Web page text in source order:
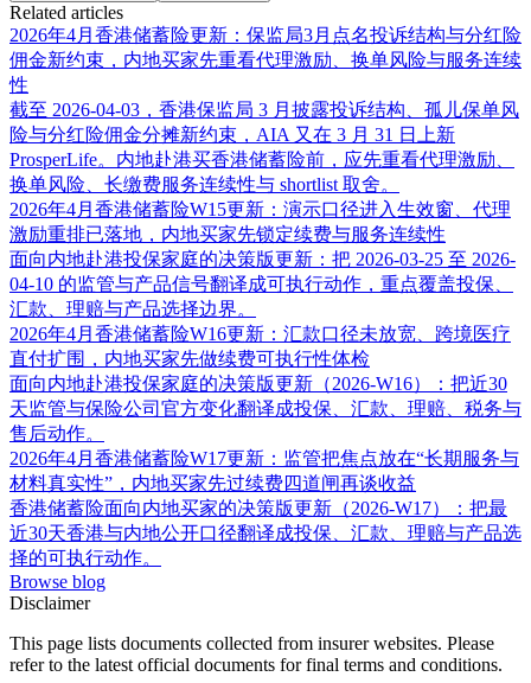
Related articles
2026年4月香港储蓄险更新：保监局3月点名投诉结构与分红险
佣金新约束，内地买家先重看代理激励、换单风险与服务连续
性
截至 2026-04-03，香港保监局 3 月披露投诉结构、孤儿保单风
险与分红险佣金分摊新约束，AIA 又在 3 月 31 日上新
ProsperLife。内地赴港买香港储蓄险前，应先重看代理激励、
换单风险、长缴费服务连续性与 shortlist 取舍。
2026年4月香港储蓄险W15更新：演示口径进入生效窗、代理
激励重排已落地，内地买家先锁定续费与服务连续性
面向内地赴港投保家庭的决策版更新：把 2026-03-25 至 2026-
04-10 的监管与产品信号翻译成可执行动作，重点覆盖投保、
汇款、理赔与产品选择边界。
2026年4月香港储蓄险W16更新：汇款口径未放宽、跨境医疗
直付扩围，内地买家先做续费可执行性体检
面向内地赴港投保家庭的决策版更新（2026-W16）：把近30
天监管与保险公司官方变化翻译成投保、汇款、理赔、税务与
售后动作。
2026年4月香港储蓄险W17更新：监管把焦点放在“长期服务与
材料真实性”，内地买家先过续费四道闸再谈收益
香港储蓄险面向内地买家的决策版更新（2026-W17）：把最
近30天香港与内地公开口径翻译成投保、汇款、理赔与产品选
择的可执行动作。
Browse blog
Disclaimer
This page lists documents collected from insurer websites. Please
refer to the latest official documents for final terms and conditions.